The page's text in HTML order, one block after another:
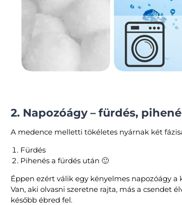
2. Napozóágy – fürdés,
A medence melletti tökéletes nyárnak két
Fürdés
Pihenés a fürdés után 🙂
Éppen ezért válik egy kényelmes napozóágy
Van, aki olvasni szeretne rajta, más a csendet
később ébred fel.